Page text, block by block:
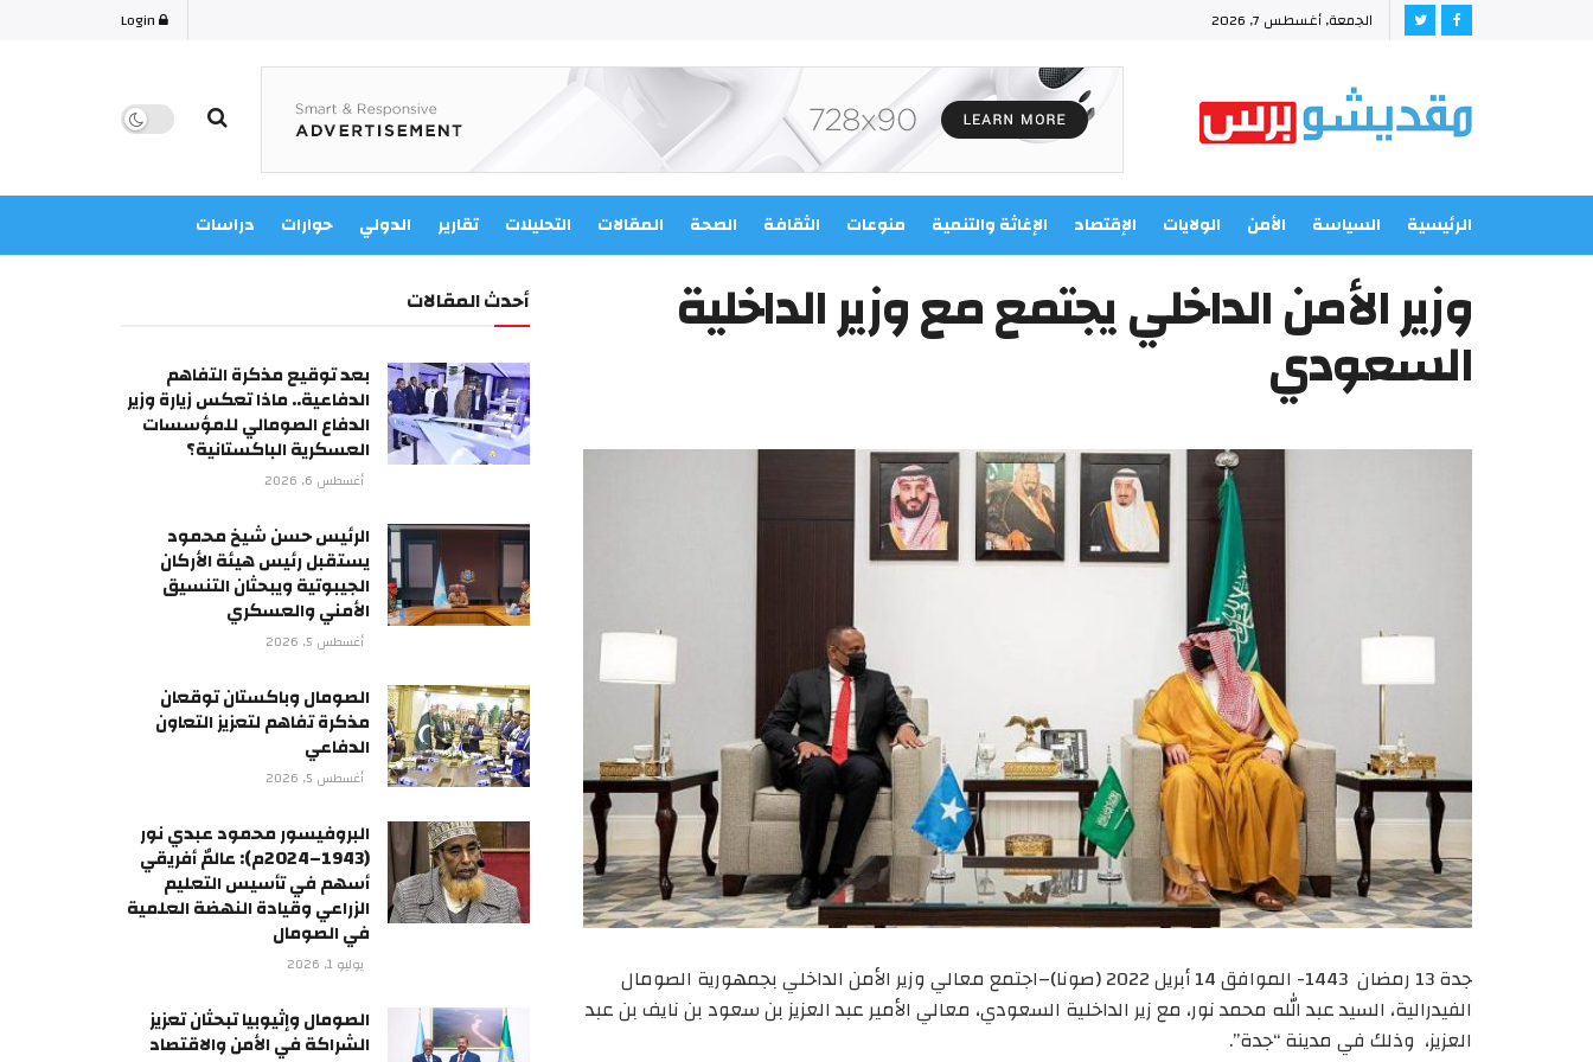
الجمعة, أغسطس 7, 2026
الرئيسية السياسة الأمن الولايات الإقتصاد الإغاثة والتنمية منوعات الثقافة الصحة المقالات التحليلات تقارير الدولي حوارات دراسات
وزير الأمن الداخلي يجتمع مع وزير الداخلية
السعودي
جدة 13 رمضان 1443- الموافق 14 أبريل 2022 (صونا)–اجتمع معالي وزير الأمن الداخلي بجمهورية الصومال
الفيدرالية، السيد عبد الله محمد نور، مع زير الداخلية السعودي، معالي الأمير عبد العزيز بن سعود بن نايف بن عبد
العزيز، وذلك في مدينة “جدة”.
أحدث المقالات
بعد توقيع مذكرة التفاهم
الدفاعية.. ماذا تعكس زيارة وزير
الدفاع الصومالي للمؤسسات
العسكرية الباكستانية؟
أغسطس 6, 2026
الرئيس حسن شيخ محمود
يستقبل رئيس هيئة الأركان
الجيبوتية ويبحثان التنسيق
الأمني والعسكري
أغسطس 5, 2026
الصومال وباكستان توقعان
مذكرة تفاهم لتعزيز التعاون
الدفاعي
أغسطس 5, 2026
البروفيسور محمود عبدي نور
(1943–2024م): عالمٌ أفريقي
أسهم في تأسيس التعليم
الزراعي وقيادة النهضة العلمية
في الصومال
يوليو 1, 2026
الصومال وإثيوبيا تبحثان تعزيز
الشراكة في الأمن والاقتصاد